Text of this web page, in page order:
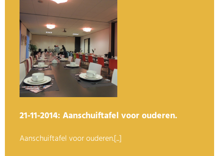
21-11-2014: Aanschuiftafel voor ouderen.
Aanschuiftafel voor ouderen.[...]